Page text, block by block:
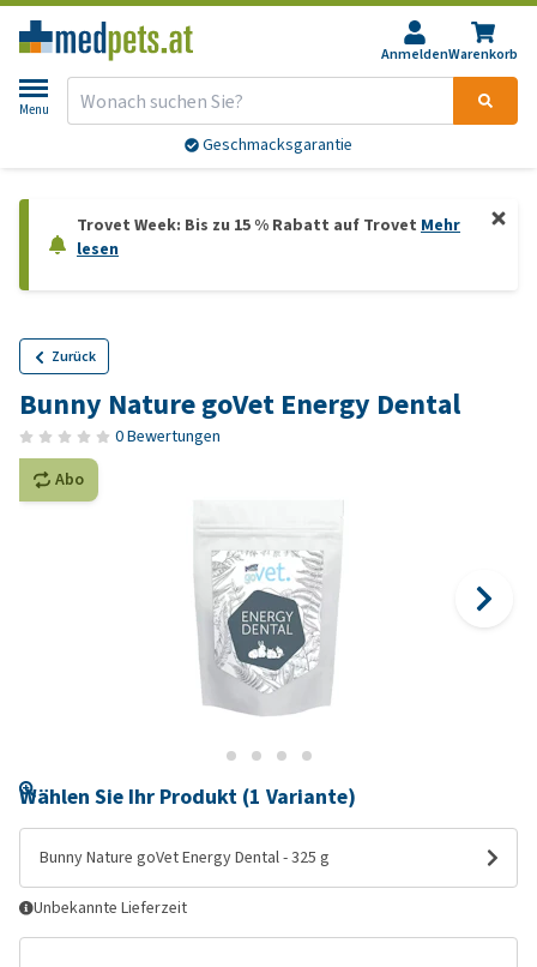
AnmeldenWarenkorb
Menu
Geschmacksgarantie
Trovet Week: Bis zu 15 % Rabatt auf Trovet Mehr
lesen
Zurück
Bunny Nature goVet Energy Dental
0 Bewertungen
Abo
Wählen Sie Ihr Produkt (1 Variante)
Bunny Nature goVet Energy Dental - 325 g
Unbekannte Lieferzeit